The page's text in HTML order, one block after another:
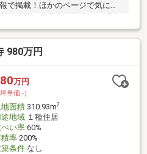
で掲載！ほかのページで気にな
南西・北東の道路に接道◆徒歩
なし！※写真をクリックする
＝＝＝＝＝＝＝＝＝＝＝＝＝＝
地を体感してみませんか？》気
ください！お客様の理想のお住
＝＝＝＝＝＝＝＝＝＝＝＝＝＝
980万円
万円
坪単価:-）
面積310.93m2
途地域１種住居
い率60%
率200%
条件なし